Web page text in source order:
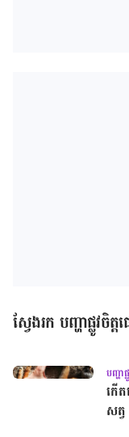
ស្វែងរក បញ្ហាផ្លូវចិត្
បញ្ហា
កើ
សត្វ